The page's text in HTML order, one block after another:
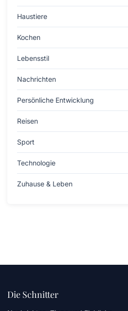
Haustiere
Kochen
Lebensstil
Nachrichten
Persönliche Entwicklung
Reisen
Sport
Technologie
Zuhause & Leben
Die Schnitter